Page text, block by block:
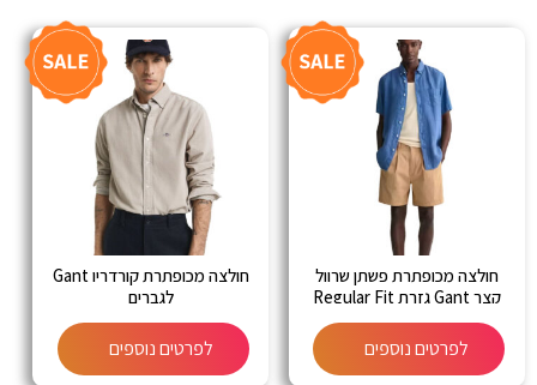
חולצה מכופתרת פשתן שרוול
קצר Gant גזרת Regular Fit
לפרטים נוספים
חולצה מכופתרת קורדריו Gant
לגברים
לפרטים נוספים